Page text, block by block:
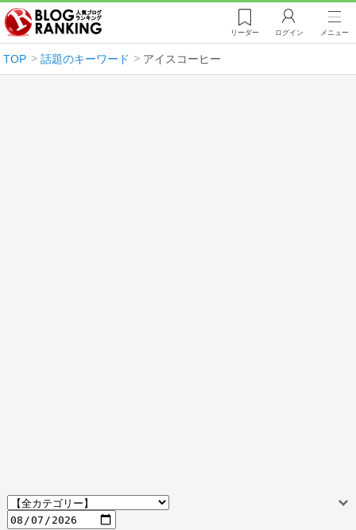
リーダー ログイン メニュー
TOP 話題のキーワード アイスコーヒー